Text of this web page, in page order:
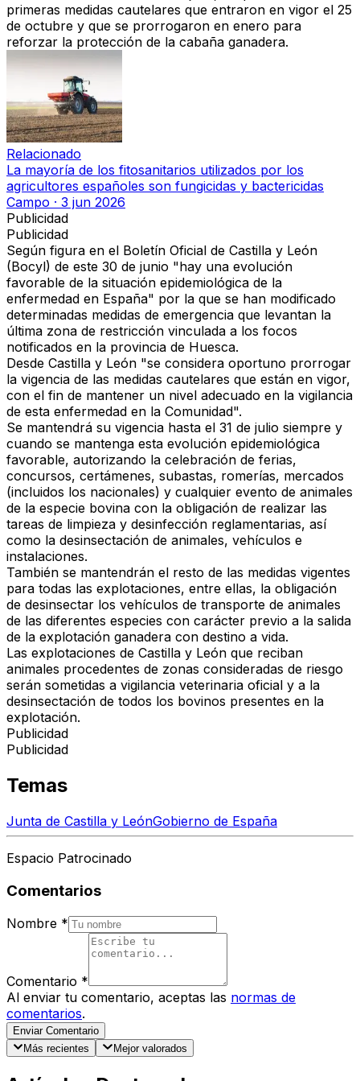
primeras medidas cautelares que entraron en vigor el 25
de octubre y que se prorrogaron en enero para
reforzar la protección de la cabaña ganadera.
Relacionado
La mayoría de los fitosanitarios utilizados por los
agricultores españoles son fungicidas y bactericidas
Campo · 3 jun 2026
Publicidad
Publicidad
Según figura en el Boletín Oficial de Castilla y León
(Bocyl) de este 30 de junio "hay una evolución
favorable de la situación epidemiológica de la
enfermedad en España" por la que se han modificado
determinadas medidas de emergencia que levantan la
última zona de restricción vinculada a los focos
notificados en la provincia de Huesca.
Desde Castilla y León "se considera oportuno prorrogar
la vigencia de las medidas cautelares que están en vigor,
con el fin de mantener un nivel adecuado en la vigilancia
de esta enfermedad en la Comunidad".
Se mantendrá su vigencia hasta el 31 de julio siempre y
cuando se mantenga esta evolución epidemiológica
favorable, autorizando la celebración de ferias,
concursos, certámenes, subastas, romerías, mercados
(incluidos los nacionales) y cualquier evento de animales
de la especie bovina con la obligación de realizar las
tareas de limpieza y desinfección reglamentarias, así
como la desinsectación de animales, vehículos e
instalaciones.
También se mantendrán el resto de las medidas vigentes
para todas las explotaciones, entre ellas, la obligación
de desinsectar los vehículos de transporte de animales
de las diferentes especies con carácter previo a la salida
de la explotación ganadera con destino a vida.
Las explotaciones de Castilla y León que reciban
animales procedentes de zonas consideradas de riesgo
serán sometidas a vigilancia veterinaria oficial y a la
desinsectación de todos los bovinos presentes en la
explotación.
Publicidad
Publicidad
Temas
Junta de Castilla y LeónGobierno de España
Espacio Patrocinado
Comentarios
Nombre *
Comentario *
Al enviar tu comentario, aceptas las normas de
comentarios.
Enviar Comentario
Más recientes
Mejor valorados